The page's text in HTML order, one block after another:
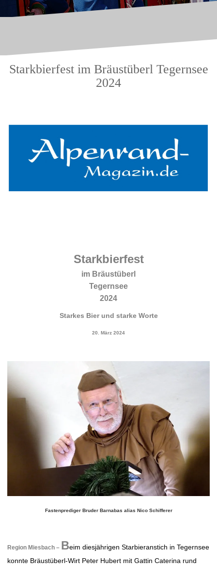
Starkbierfest im Bräustüberl Tegernsee
2024
Starkbierfest
im Bräustüberl
Tegernsee
2024
Starkes Bier und starke Worte
20. März 2024
Fastenprediger Bruder Barnabas alias Nico Schifferer
Region Miesbach – Beim diesjährigen Starbieranstich in Tegernsee
konnte Bräustüberl-Wirt Peter Hubert mit Gattin Caterina rund